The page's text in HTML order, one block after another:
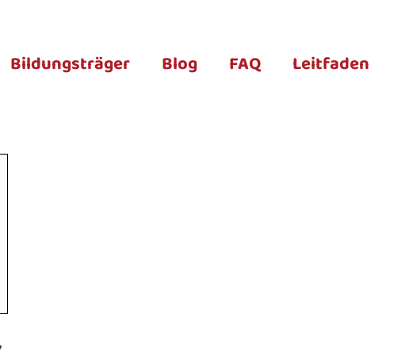
Bildungsträger Blog FAQ Leitfaden